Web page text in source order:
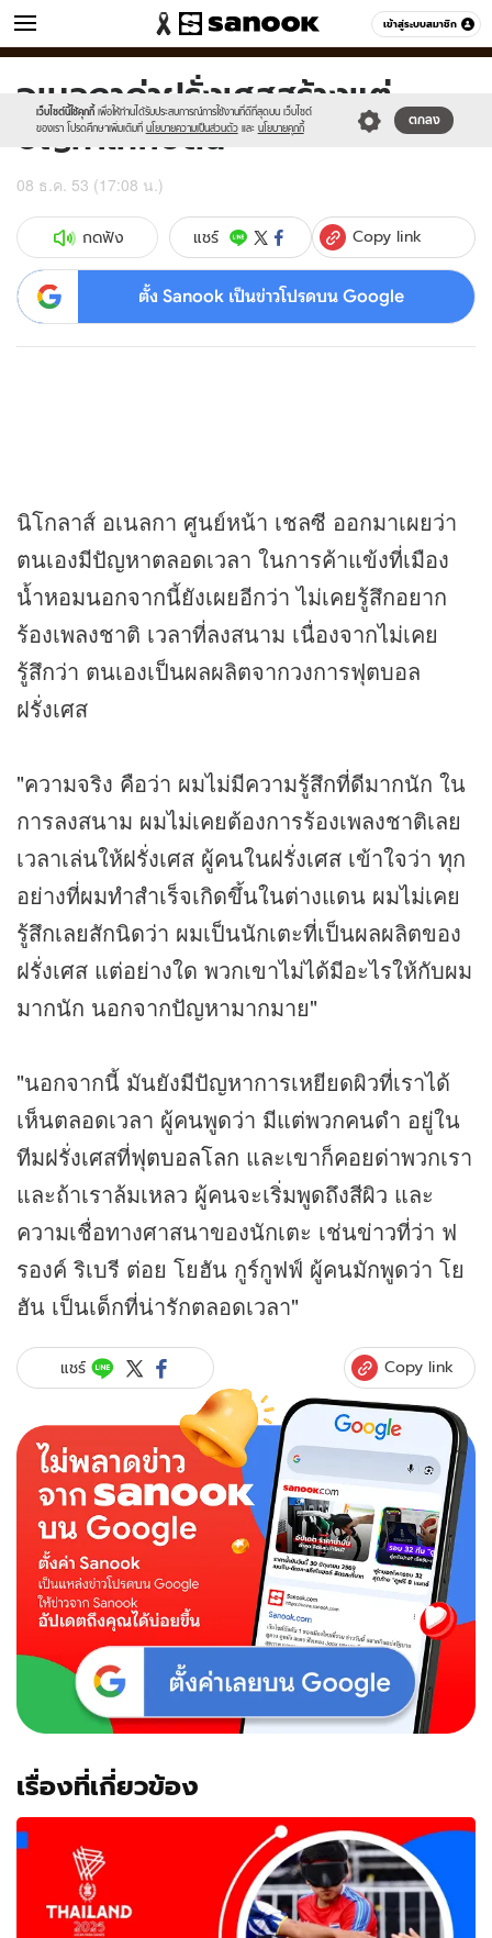
เข้าสู่ระบบสมาชิก
ข่าว หมวดอื่นๆ
เว็บไซต์นี้ใช้คุกกี้ เพื่อให้ท่านได้รับประสบการณ์การใช้งานที่ดีที่สุดบน เว็บไซต์
ของเรา โปรดศึกษาเพิ่มเติมที่ นโยบายความเป็นส่วนตัว และ นโยบายคุกกี้
ตกลง
Sanook
//s.isanook.com/sr/0/images/logo-
new-
sanook.png
600
60
อเนลกาด่าฝรั่งเศสสร้างแต่
ปัญหาให้กับตน
08 ธ.ค. 53 (17:08 น.)
กดฟัง แชร์ Copy link
ตั้ง Sanook เป็นข่าวโปรดบน Google
นิโกลาส์ อเนลกา ศูนย์หน้า เชลซี ออกมาเผยว่า
ตนเองมีปัญหาตลอดเวลา ในการค้าแข้งที่เมือง
น้ำหอมนอกจากนี้ยังเผยอีกว่า ไม่เคยรู้สึกอยาก
ร้องเพลงชาติ เวลาที่ลงสนาม เนื่องจากไม่เคย
รู้สึกว่า ตนเองเป็นผลผลิตจากวงการฟุตบอล
ฝรั่งเศส
"ความจริง คือว่า ผมไม่มีความรู้สึกที่ดีมากนัก ใน
การลงสนาม ผมไม่เคยต้องการร้องเพลงชาติเลย
เวลาเล่นให้ฝรั่งเศส ผู้คนในฝรั่งเศส เข้าใจว่า ทุก
อย่างที่ผมทำสำเร็จเกิดขึ้นในต่างแดน ผมไม่เคย
รู้สึกเลยสักนิดว่า ผมเป็นนักเตะที่เป็นผลผลิตของ
ฝรั่งเศส แต่อย่างใด พวกเขาไม่ได้มีอะไรให้กับผม
มากนัก นอกจากปัญหามากมาย"
"นอกจากนี้ มันยังมีปัญหาการเหยียดผิวที่เราได้
เห็นตลอดเวลา ผู้คนพูดว่า มีแต่พวกคนดำ อยู่ใน
ทีมฝรั่งเศสที่ฟุตบอลโลก และเขาก็คอยด่าพวกเรา
และถ้าเราล้มเหลว ผู้คนจะเริ่มพูดถึงสีผิว และ
ความเชื่อทางศาสนาของนักเตะ เช่นข่าวที่ว่า ฟ
รองค์ ริเบรี ต่อย โยฮัน กูร์กูฟฟ์ ผู้คนมักพูดว่า โย
ฮัน เป็นเด็กที่น่ารักตลอดเวลา"
แชร์ Copy link
เรื่องที่เกี่ยวข้อง